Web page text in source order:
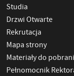
Studia
Drzwi Otwarte
Rekrutacja
Mapa strony
Materiały do
Pełnomocnik